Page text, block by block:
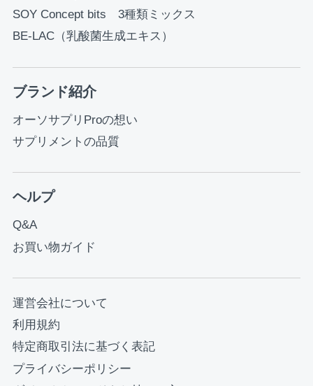
SOY Concept bits 3種類ミックス
BE-LAC（乳酸菌生成エキス）
ブランド紹介
オーソサプリProの想い
サプリメントの品質
ヘルプ
Q&A
お買い物ガイド
運営会社について
利用規約
特定商取引法に基づく表記
プライバシーポリシー